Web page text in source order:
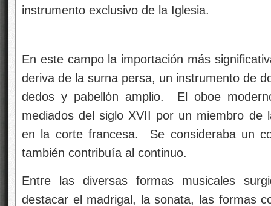
instrumento exclusivo de la Iglesia.
En este campo la importación más
deriva de la surna persa, un instrumento de
dedos y pabellón amplio. El oboe
mediados del siglo XVII por un miembro de
en la corte francesa. Se consideraba un
también contribuía al continuo.
Entre las diversas formas musicales
destacar el madrigal, la sonata, las formas